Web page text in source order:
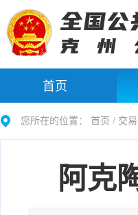
首页
您所在的位置： 首页 / 交
阿克